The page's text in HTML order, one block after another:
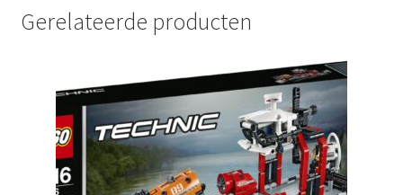
Gerelateerde producten